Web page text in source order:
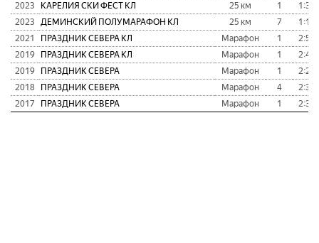
2023
КАРЕЛИЯ СКИ ФЕСТ КЛ 25 км 1
2023
ДЕМИНСКИЙ ПОЛУМАРАФОН КЛ 25 км 7
2021
ПРАЗДНИК СЕВЕРА КЛ Марафон 1
2019
ПРАЗДНИК СЕВЕРА КЛ Марафон 1
2019
ПРАЗДНИК СЕВЕРА Марафон 1
2018
ПРАЗДНИК СЕВЕРА Марафон 4
2017
ПРАЗДНИК СЕВЕРА Марафон 1